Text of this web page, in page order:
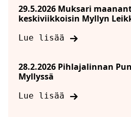
29.5.2026 Muksari
keskiviikkoisin Myllyn
Lue lisää
28.2.2026 Pihlajalinnan
Myllyssä
Lue lisää